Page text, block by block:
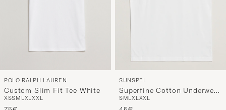
POLO RALPH LAUREN
Custom Slim Fit Tee White
XSSM LXLXXL
SUNSPEL
Superfine Cotton Underwear
Vest White
SMLXLXXL